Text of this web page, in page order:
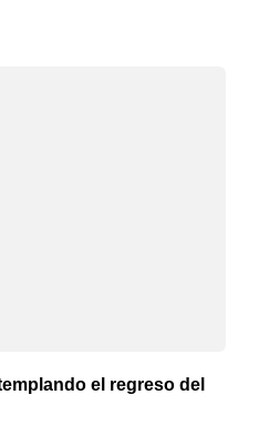
el regreso del